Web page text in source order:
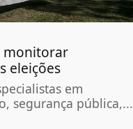
monitorar
eleições
em
segurança pública,...